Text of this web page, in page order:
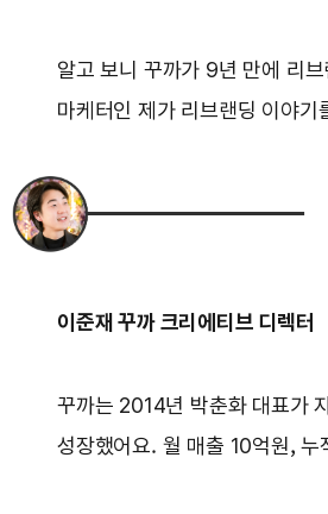
알고 보니 꾸까가 9년 만에 리
마케터인 제가 리브랜딩 이야
이준재 꾸까 크리에티브 디렉터
꾸까는 2014년 박춘화 대표가
성장했어요. 월 매출 10억원,